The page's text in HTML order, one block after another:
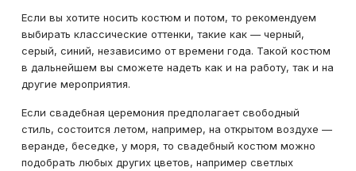
Если вы хотите носить костюм и потом, то рекомендуем
выбирать классические оттенки, такие как — черный,
серый, синий, независимо от времени года. Такой костюм
в дальнейшем вы сможете надеть как и на работу, так и на
другие мероприятия.
Если свадебная церемония предполагает свободный
стиль, состоится летом, например, на открытом воздухе —
веранде, беседке, у моря, то свадебный костюм можно
подобрать любых других цветов, например светлых